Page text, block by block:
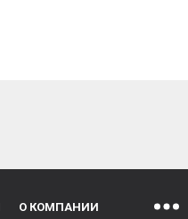
О КОМПАНИИ